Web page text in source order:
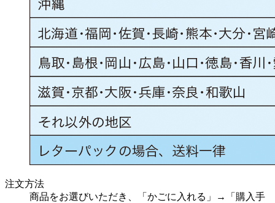
注文方法
商品をお選びいただき、「かごに入れる」→「購入手